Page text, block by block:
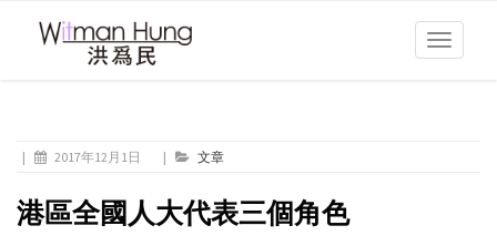
Toggle
| 2017年12月1日 | 文章
港區全國人大代表三個角色